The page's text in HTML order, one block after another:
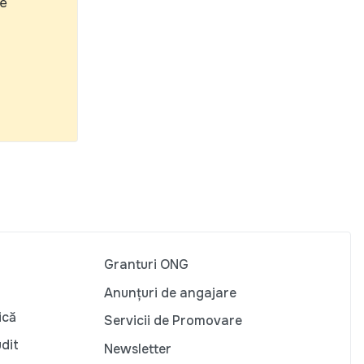
Granturi ONG
Anunțuri de angajare
Servicii de Promovare
Newsletter